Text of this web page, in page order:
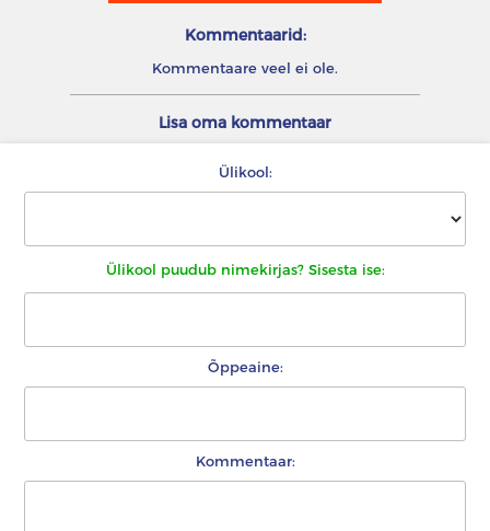
Kommentaarid:
Kommentaare veel ei ole.
Lisa oma kommentaar
Ülikool:
Ülikool puudub nimekirjas? Sisesta ise:
Õppeaine:
Kommentaar: